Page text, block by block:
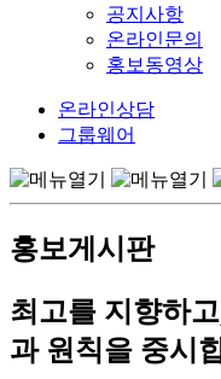
공지사항
온라인문의
홍보동영상
온라인상담
그룹웨어
홍보게시판
최고를 지향하
과 원칙을 중시